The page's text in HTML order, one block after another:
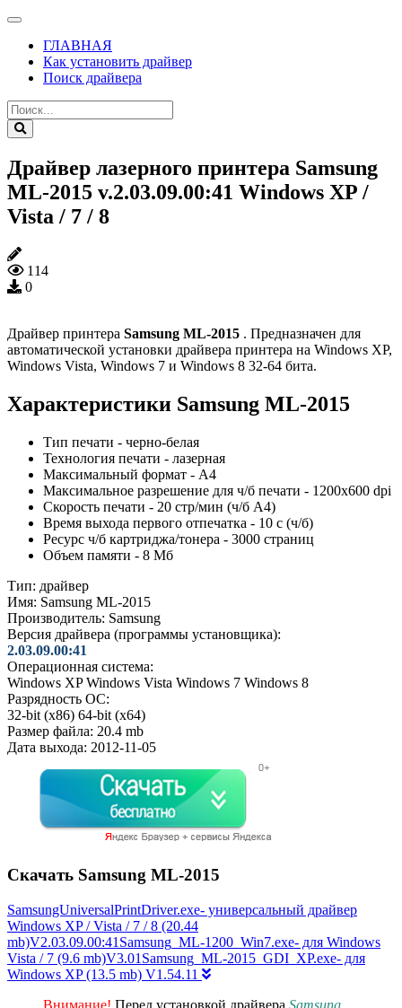
ГЛАВНАЯ
Как установить драйвер
Поиск драйвера
Драйвер лазерного принтера Samsung
ML-2015 v.2.03.09.00:41 Windows XP /
Vista / 7 / 8
114
0
Драйвер принтера Samsung ML-2015 . Предназначен для
автоматической установки драйвера принтера на Windows XP,
Windows Vista, Windows 7 и Windows 8 32-64 бита.
Характеристики Samsung ML-2015
Тип печати - черно-белая
Технология печати - лазерная
Максимальный формат - A4
Максимальное разрешение для ч/б печати - 1200x600 dpi
Скорость печати - 20 стр/мин (ч/б А4)
Время выхода первого отпечатка - 10 c (ч/б)
Ресурс ч/б картриджа/тонера - 3000 страниц
Объем памяти - 8 Мб
Тип: драйвер
Имя: Samsung ML-2015
Производитель: Samsung
Версия драйвера (программы установщика):
2.03.09.00:41
Операционная система:
Windows XP Windows Vista Windows 7 Windows 8
Разрядность ОС:
32-bit (x86) 64-bit (x64)
Размер файла: 20.4 mb
Дата выхода: 2012-11-05
Скачать Samsung ML-2015
SamsungUniversalPrintDriver.exe- универсальный драйвер
Windows XP / Vista / 7 / 8 (20.44
mb)V2.03.09.00:41Samsung_ML-1200_Win7.exe- для Windows
Vista / 7 (9.6 mb)V3.01Samsung_ML-2015_GDI_XP.exe- для
Windows XP (13.5 mb) V1.54.11
Внимание! Перед установкой драйвера Samsung